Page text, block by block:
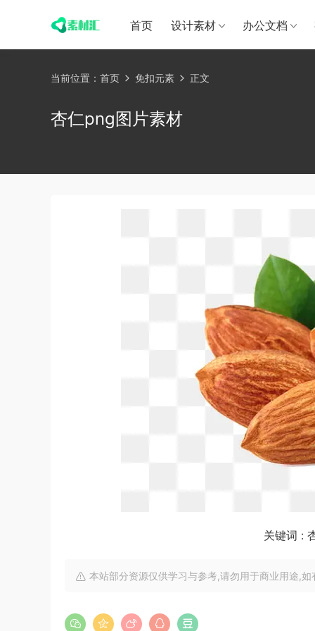
首页 设计素材 办公文档
当前位置： 首页 免扣元素 正文
杏仁png图片素材
关键词 :
本站部分资源仅供学习与参考,请勿用于商业用途,